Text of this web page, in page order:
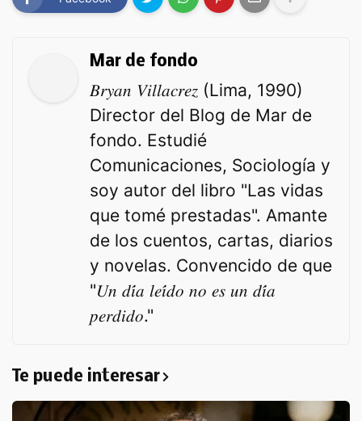
Mar de fondo
𝐵𝑟𝑦𝑎𝑛 𝑉𝑖𝑙𝑙𝑎𝑐𝑟𝑒𝑧 (Lima, 1990)
Director del Blog de Mar de
fondo. Estudié
Comunicaciones, Sociología y
soy autor del libro "Las vidas
que tomé prestadas". Amante
de los cuentos, cartas, diarios
y novelas. Convencido de que
"𝑈𝑛 𝑑𝑖́𝑎 𝑙𝑒𝑖́𝑑𝑜 𝑛𝑜 𝑒𝑠 𝑢𝑛 𝑑𝑖́𝑎
𝑝𝑒𝑟𝑑𝑖𝑑𝑜."
Te puede interesar